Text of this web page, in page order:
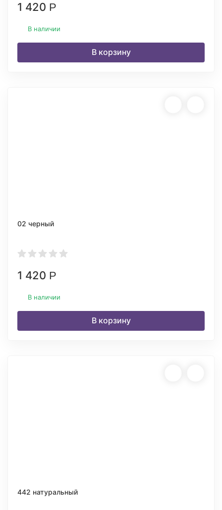
1 420 Р
В наличии
В корзину
02 черный
1 420 Р
В наличии
В корзину
442 натуральный